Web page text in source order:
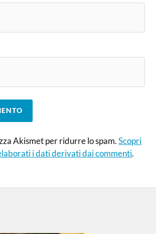
Akismet per ridurre lo spam.Scopri
i dati derivati dai commenti.